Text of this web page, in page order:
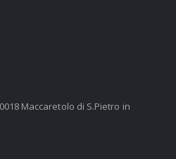
Maccaretolo di S.Pietro in